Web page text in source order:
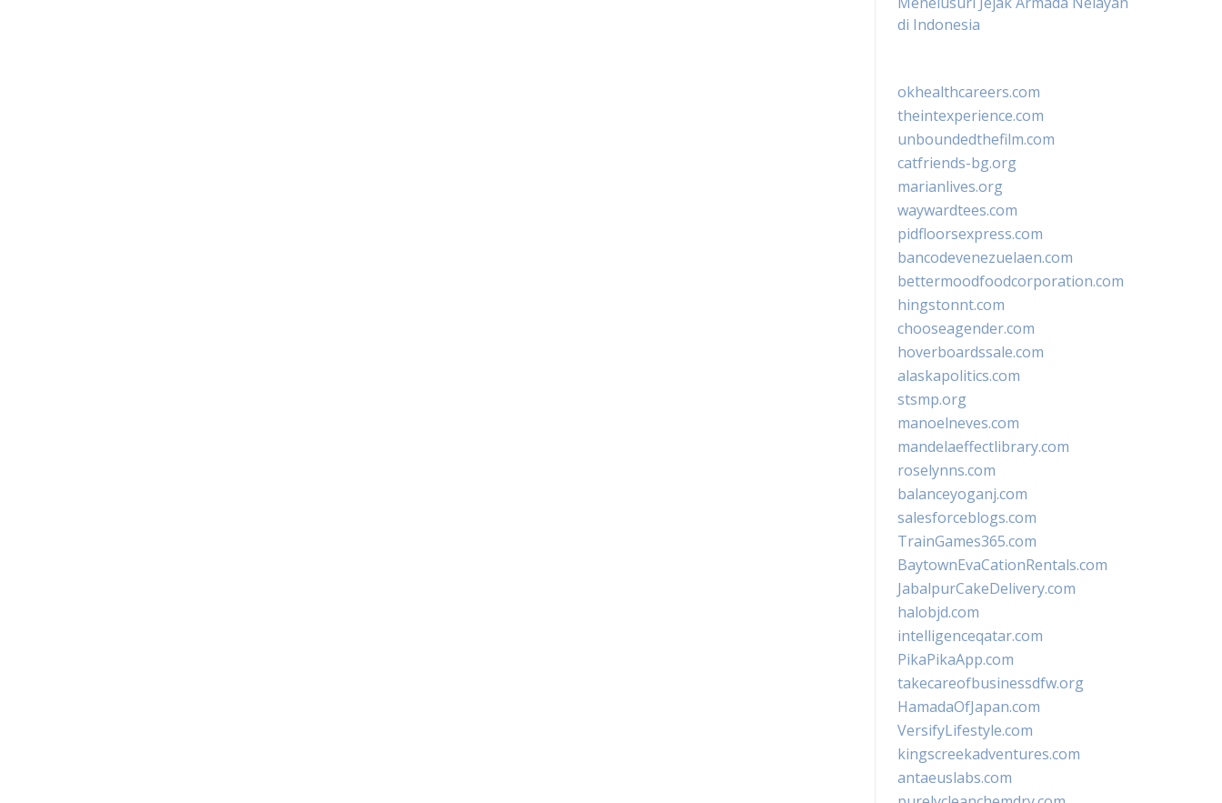
di Indonesia
okhealthcareers.com
theintexperience.com
unboundedthefilm.com
catfriends-bg.org
marianlives.org
waywardtees.com
pidfloorsexpress.com
bancodevenezuelaen.com
bettermoodfoodcorporation.com
hingstonnt.com
chooseagender.com
hoverboardssale.com
alaskapolitics.com
stsmp.org
manoelneves.com
mandelaeffectlibrary.com
roselynns.com
balanceyoganj.com
salesforceblogs.com
TrainGames365.com
BaytownEvaCationRentals.com
JabalpurCakeDelivery.com
halobjd.com
intelligenceqatar.com
PikaPikaApp.com
takecareofbusinessdfw.org
HamadaOfJapan.com
VersifyLifestyle.com
kingscreekadventures.com
antaeuslabs.com